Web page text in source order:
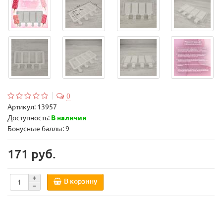
0
Артикул: 13957
Доступность: В наличии
Бонусные баллы: 9
171 руб.
В корзину